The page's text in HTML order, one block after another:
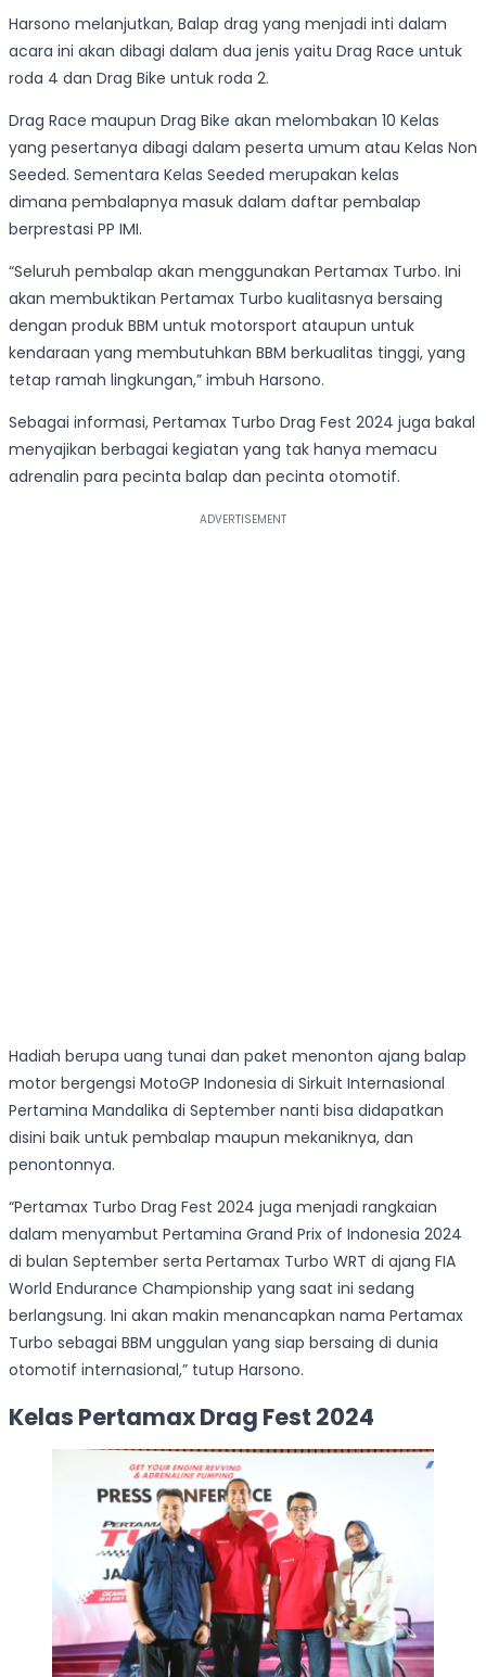
Harsono melanjutkan, Balap drag yang menjadi inti dalam
acara ini akan dibagi dalam dua jenis yaitu Drag Race untuk
roda 4 dan Drag Bike untuk roda 2.
Drag Race maupun Drag Bike akan melombakan 10 Kelas
yang pesertanya dibagi dalam peserta umum atau Kelas Non
Seeded. Sementara Kelas Seeded merupakan kelas
dimana pembalapnya masuk dalam daftar pembalap
berprestasi PP IMI.
“Seluruh pembalap akan menggunakan Pertamax Turbo. Ini
akan membuktikan Pertamax Turbo kualitasnya bersaing
dengan produk BBM untuk motorsport ataupun untuk
kendaraan yang membutuhkan BBM berkualitas tinggi, yang
tetap ramah lingkungan,” imbuh Harsono.
Sebagai informasi, Pertamax Turbo Drag Fest 2024 juga bakal
menyajikan berbagai kegiatan yang tak hanya memacu
adrenalin para pecinta balap dan pecinta otomotif.
Hadiah berupa uang tunai dan paket menonton ajang balap
motor bergengsi MotoGP Indonesia di Sirkuit Internasional
Pertamina Mandalika di September nanti bisa didapatkan
disini baik untuk pembalap maupun mekaniknya, dan
penontonnya.
“Pertamax Turbo Drag Fest 2024 juga menjadi rangkaian
dalam menyambut Pertamina Grand Prix of Indonesia 2024
di bulan September serta Pertamax Turbo WRT di ajang FIA
World Endurance Championship yang saat ini sedang
berlangsung. Ini akan makin menancapkan nama Pertamax
Turbo sebagai BBM unggulan yang siap bersaing di dunia
otomotif internasional,” tutup Harsono.
Kelas Pertamax Drag Fest 2024